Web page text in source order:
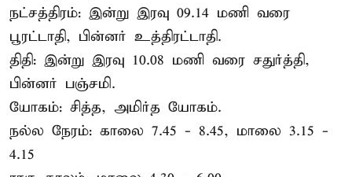
நட்சத்திரம்: இன்று இரவு 09.14 மணி வரை
பூரட்டாதி, பின்னர் உத்திரட்டாதி.
திதி: இன்று இரவு 10.08 மணி வரை சதுர்த்தி,
பின்னர் பஞ்சமி.
யோகம்: சித்த, அமிர்த யோகம்.
நல்ல நேரம்: காலை 7.45 - 8.45, மாலை 3.15 -
4.15